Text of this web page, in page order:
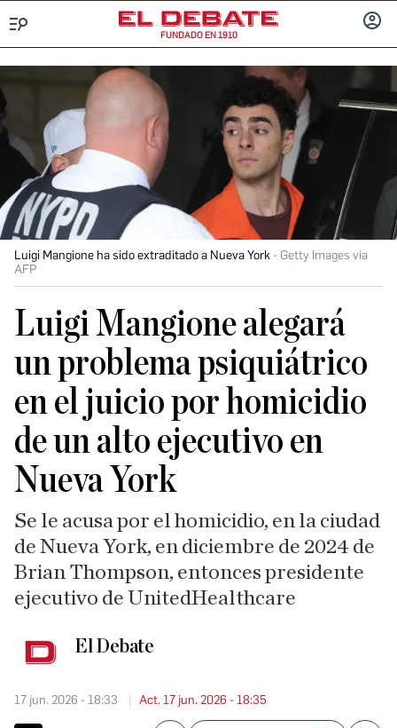
FUNDADO EN 1910
Luigi Mangione ha sido extraditado a Nueva York
Getty Images via
AFP
Luigi Mangione alegará
un problema psiquiátrico
en el juicio por homicidio
de un alto ejecutivo en
Nueva York
Se le acusa por el homicidio, en la ciudad
de Nueva York, en diciembre de 2024 de
Brian Thompson, entonces presidente
ejecutivo de UnitedHealthcare
El Debate
17 jun. 2026 - 18:33 Act. 17 jun. 2026 - 18:35